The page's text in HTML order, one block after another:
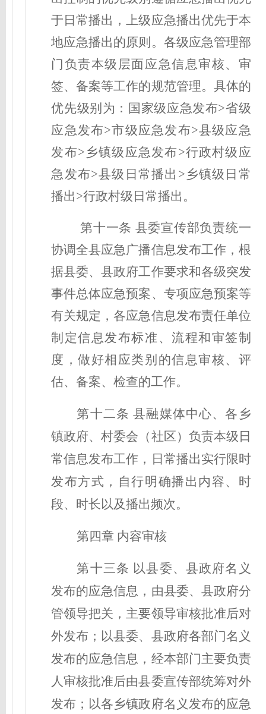
于日常播出，上级应急播出优先于本
地应急播出的原则。各级应急管理部
门负责本级层面应急信息审核、审
签、备案等工作的规范管理。具体的
优先级别为：国家级应急发布>省级
应急发布>市级应急发布>县级应急
发布>乡镇级应急发布>行政村级应
急发布>县级日常播出>乡镇级日常
播出>行政村级日常播出。
第十一条 县委宣传部负责统一
协调全县应急广播信息发布工作，根
据县委、县政府工作要求和各级突发
事件总体应急预案、专项应急预案等
有关规定，各应急信息发布责任单位
制定信息发布标准、流程和审签制
度，做好相应类别的信息审核、评
估、备案、检查的工作。
第十二条县融媒体中心、各乡
镇政府、村委会（社区）负责本级日
常信息发布工作，日常播出实行限时
发布方式，自行明确播出内容、时
段、时长以及播出频次。
第四章 内容审核
第十三条 以县委、县政府名义
发布的应急信息，由县委、县政府分
管领导把关，主要领导审核批准后对
外发布；以县委、县政府各部门名义
发布的应急信息，经本部门主要负责
人审核批准后由县委宣传部统筹对外
发布；以各乡镇政府名义发布的应急